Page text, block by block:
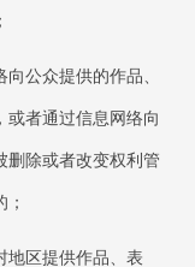
公众提供的作品、
者通过信息网络向
删除或者改变权利管
地区提供作品、表